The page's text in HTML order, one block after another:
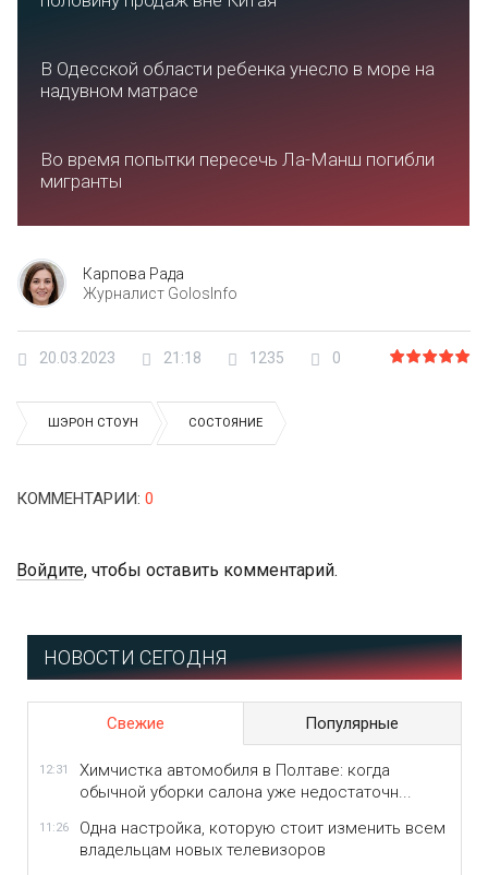
В Одесской области ребенка унесло в море на
надувном матрасе
Во время попытки пересечь Ла-Манш погибли
мигранты
Карпова Рада
Журналист GolosInfo
20.03.2023 21:18 1235 0
ШЭРОН СТОУН СОСТОЯНИЕ
КОММЕНТАРИИ: 0
Войдите, чтобы оставить комментарий.
НОВОСТИ СЕГОДНЯ
Свежие Популярные
12:31
Химчистка автомобиля в Полтаве: когда
обычной уборки салона уже недостаточн...
11:26
Одна настройка, которую стоит изменить всем
владельцам новых телевизоров